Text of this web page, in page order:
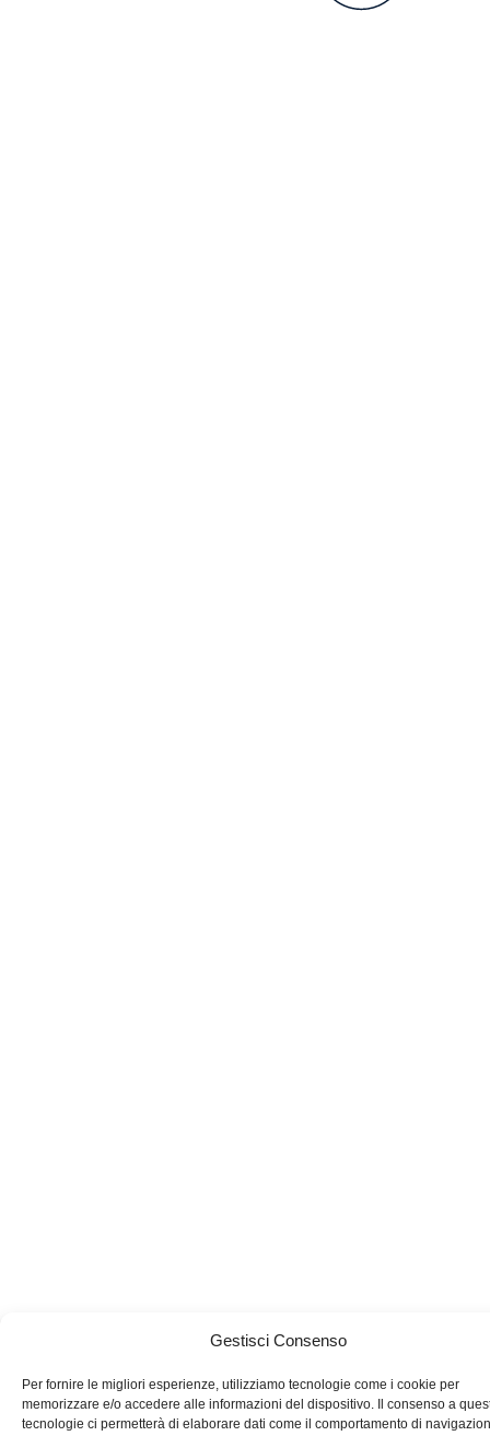
Gestisci Consenso
Per fornire le migliori esperienze, utilizziamo tecnologie come i cookie per
memorizzare e/o accedere alle informazioni del dispositivo. Il consenso a
tecnologie ci permetterà di elaborare dati come il comportamento di